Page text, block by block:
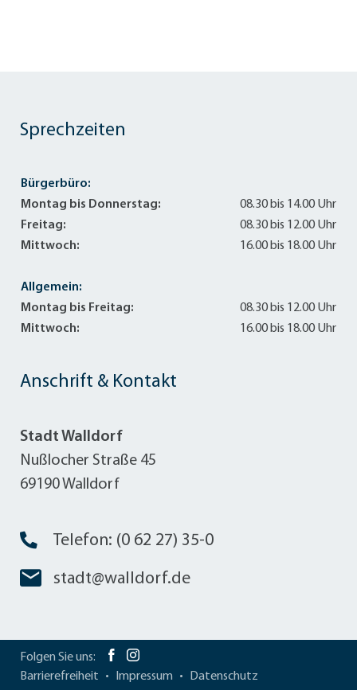
Anschrift & Kontakt
Stadt Walldorf
Nußlocher Straße 45
69190 Walldorf
Telefon: (0 62 27) 35-0
stadt@walldorf.de
Sprechzeiten
Bürgerbüro:
Montag bis Donnerstag:
08.30 bis 14.00 Uhr
Freitag:
08.30 bis 12.00 Uhr
Mittwoch:
16.00 bis 18.00 Uhr
Allgemein:
Montag bis Freitag:
08.30 bis 12.00 Uhr
Mittwoch:
16.00 bis 18.00 Uhr
Folgen Sie uns:
Barrierefreiheit
Impressum Datenschutz